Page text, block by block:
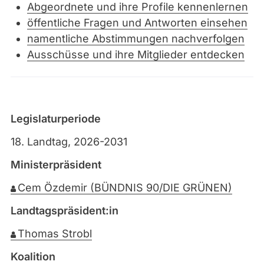
Abgeordnete und ihre Profile kennenlernen
öffentliche Fragen und Antworten einsehen
namentliche Abstimmungen nachverfolgen
Ausschüsse und ihre Mitglieder entdecken
Legislaturperiode
18. Landtag, 2026-2031
Ministerpräsident
Cem Özdemir (BÜNDNIS 90/DIE GRÜNEN)
Landtagspräsident:in
Thomas Strobl
Koalition